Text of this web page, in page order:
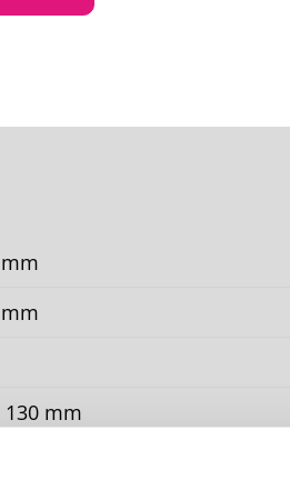
130 mm